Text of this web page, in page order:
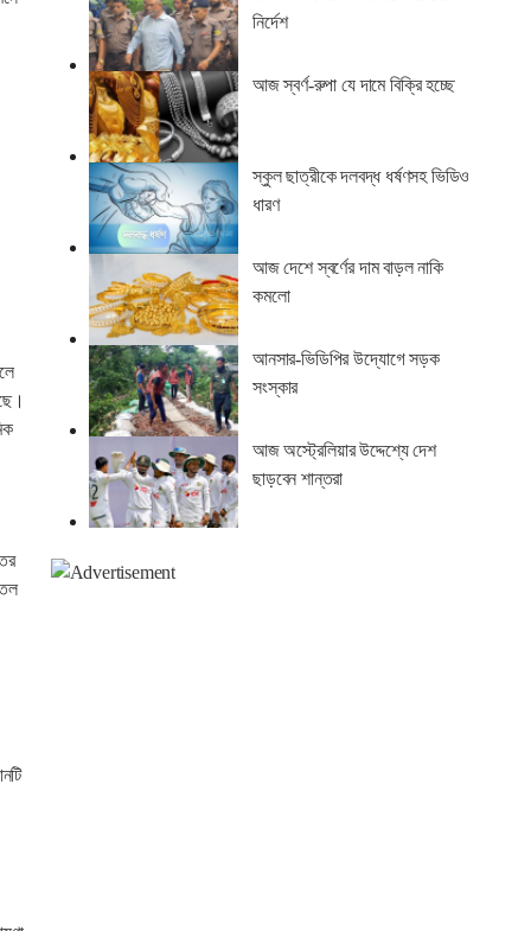
নির্দেশ
আজ স্বর্ণ-রুপা যে দামে বিক্রি হচ্ছে
স্কুল ছাত্রীকে দলবদ্ধ ধর্ষণসহ ভিডিও
ধারণ
আজ দেশে স্বর্ণের দাম বাড়ল নাকি
কমলো
আনসার-ভিডিপির উদ্যোগে সড়ক
সংস্কার
আজ অস্ট্রেলিয়ার উদ্দেশ্যে দেশ
ছাড়বেন শান্তরা